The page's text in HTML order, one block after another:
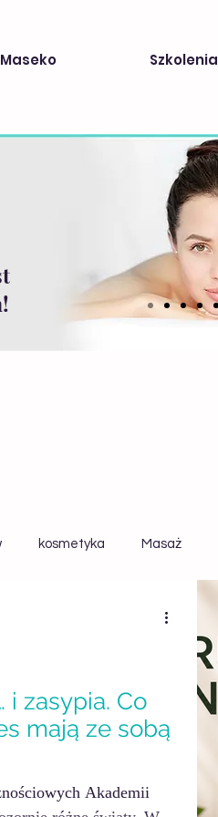
Szkolenia
kosmetyka Masaż
Naturalne Kosmetyki
i zasypia. Co
mają ze sobą
Akademii